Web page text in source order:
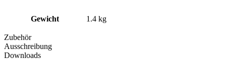
Gewicht 1.4 kg
Zubehör
Ausschreibung
Downloads